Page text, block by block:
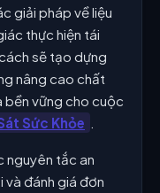
giải pháp về liệu
thực hiện tái
sẽ tạo dựng
nâng cao chất
bền vững cho cuộc
Sức Khỏe
nguyên tắc an
đánh giá đơn